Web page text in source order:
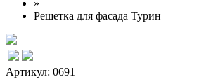
»
Решетка для фасада Турин
Артикул: 0691